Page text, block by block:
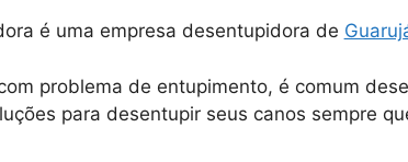
é uma empresa desentupidora de
problema de entupimento, é comum
para desentupir seus canos sempre